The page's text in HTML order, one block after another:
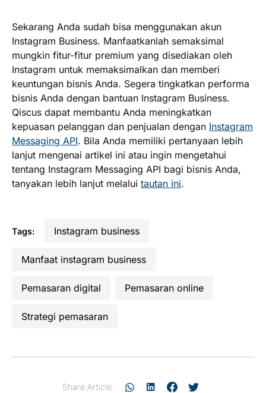
Sekarang Anda sudah bisa menggunakan akun
Instagram Business. Manfaatkanlah semaksimal
mungkin fitur-fitur premium yang disediakan oleh
Instagram untuk memaksimalkan dan memberi
keuntungan bisnis Anda. Segera tingkatkan performa
bisnis Anda dengan bantuan Instagram Business.
Qiscus dapat membantu Anda meningkatkan
kepuasan pelanggan dan penjualan dengan Instagram
Messaging API. Bila Anda memiliki pertanyaan lebih
lanjut mengenai artikel ini atau ingin mengetahui
tentang Instagram Messaging API bagi bisnis Anda,
tanyakan lebih lanjut melalui tautan ini.
Tags: Instagram business
manfaat instagram business
pemasaran digital pemasaran online
strategi pemasaran
Share Article: